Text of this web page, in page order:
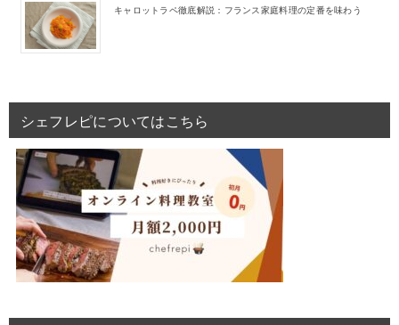
キャロットラペ徹底解説：フランス家庭料理の定番を味わう
シェフレピについてはこちら